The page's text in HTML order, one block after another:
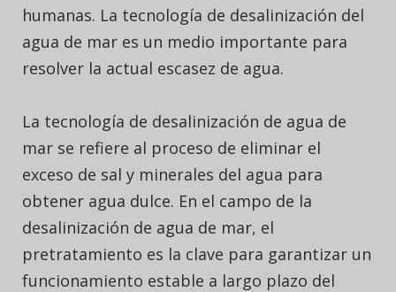
humanas. La tecnología de desalinización del
agua de mar es un medio importante para
resolver la actual escasez de agua.
La tecnología de desalinización de agua de
mar se refiere al proceso de eliminar el
exceso de sal y minerales del agua para
obtener agua dulce. En el campo de la
desalinización de agua de mar, el
pretratamiento es la clave para garantizar un
funcionamiento estable a largo plazo del